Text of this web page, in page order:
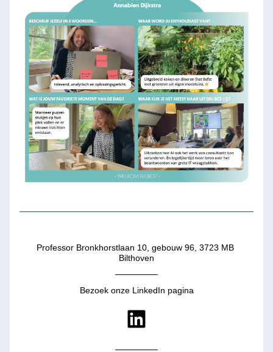
Professor Bronkhorstlaan 10, gebouw 96, 3723 MB
Bilthoven
Bezoek onze LinkedIn pagina